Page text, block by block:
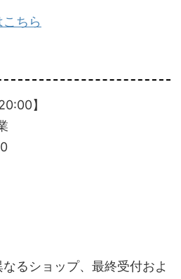
ちら
】
なるショップ、最終受付およ